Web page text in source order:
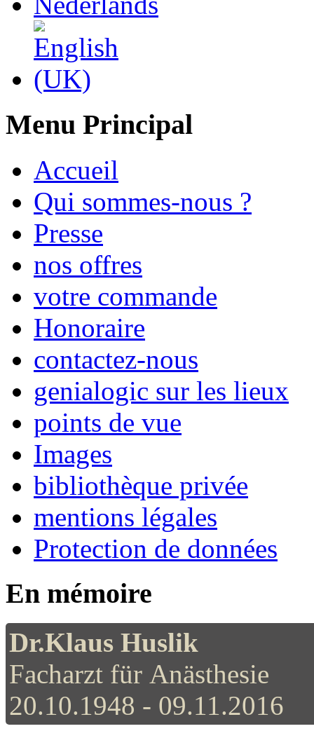
Menu Principal
Accueil
Qui sommes-nous ?
Presse
nos offres
votre commande
Honoraire
contactez-nous
genialogic sur les lieux
points de vue
Images
bibliothèque privée
mentions légales
Protection de données
En mémoire
Dr.Klaus Huslik
Facharzt für Anästhesie
20.10.1948 - 09.11.2016